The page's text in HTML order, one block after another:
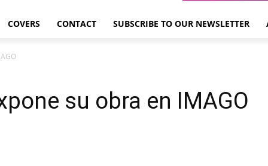
COVERS CONTACT SUBSCRIBE TO OUR NEWSLETTER
su obra en IMAGO